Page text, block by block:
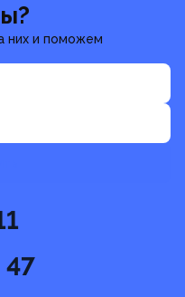
них и поможем
47